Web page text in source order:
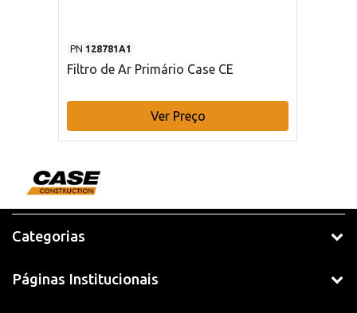
PN 128781A1
Filtro de Ar Primário Case CE
Ver Preço
Categorias
Páginas Institucionais